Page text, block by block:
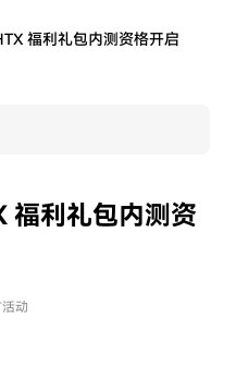
福利礼包内测资格开启
福利礼包内测资
动